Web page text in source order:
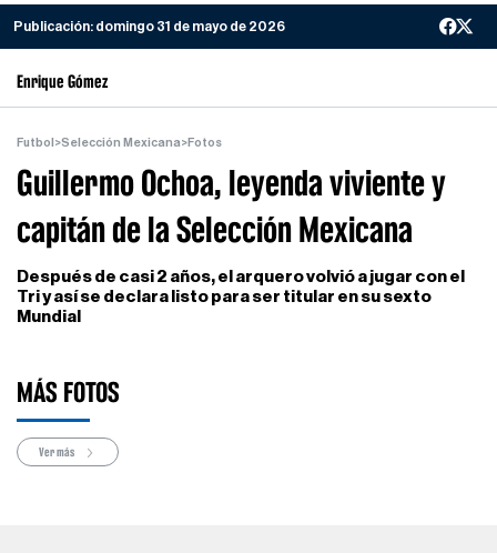
Publicación: domingo 31 de mayo de 2026
Enrique Gómez
Futbol >Selección Mexicana>Fotos
Guillermo Ochoa, leyenda viviente y
capitán de la Selección Mexicana
Después de casi 2 años, el arquero volvió a jugar con el
Tri y así se declara listo para ser titular en su sexto
Mundial
MÁS FOTOS
Ver más